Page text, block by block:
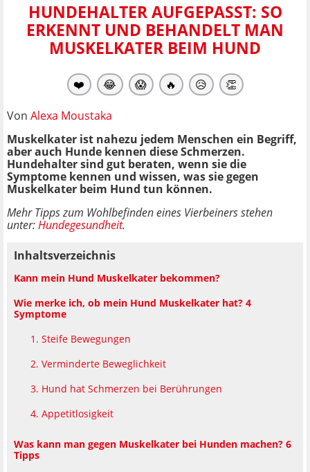
HUNDEHALTER AUFGEPASST: SO
ERKENNT UND BEHANDELT MAN
MUSKELKATER BEIM HUND
❤️ 😂 😱 🔥 😥 👏
Von Alexa Moustaka
Muskelkater ist nahezu jedem Menschen ein Begriff,
aber auch Hunde kennen diese Schmerzen.
Hundehalter sind gut beraten, wenn sie die
Symptome kennen und wissen, was sie gegen
Muskelkater beim Hund tun können.
Mehr Tipps zum Wohlbefinden eines Vierbeiners stehen
unter:Hundegesundheit.
Inhaltsverzeichnis
Kann mein Hund Muskelkater bekommen?
Wie merke ich, ob mein Hund Muskelkater hat? 4
Symptome
1. Steife Bewegungen
2. Verminderte Beweglichkeit
3. Hund hat Schmerzen bei Berührungen
4. Appetitlosigkeit
Was kann man gegen Muskelkater bei Hunden machen? 6
Tipps